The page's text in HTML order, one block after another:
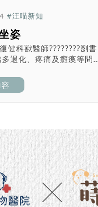
#汪喵新知
姿
健科獸醫師????????劉書
退化、疼痛及癱瘓等問
在這邊跟大家分享一些
從狗狗「靜態姿勢」中
中寶貝能更...